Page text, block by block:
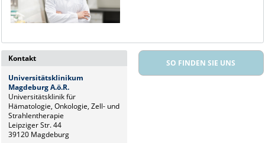
Kontakt
Universitätsklinikum
Magdeburg A.ö.R.
Universitätsklinik für
Hämatologie, Onkologie, Zell- und
Strahlentherapie
Leipziger Str. 44
39120 Magdeburg
SO FINDEN SIE UNS